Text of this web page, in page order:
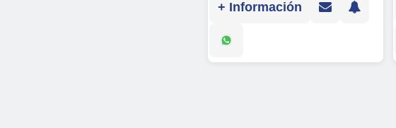
+ Información